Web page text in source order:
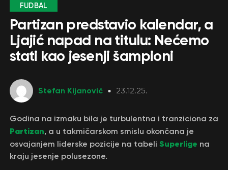
FUDBAL
Partizan predstavio kalendar, a
Ljajić napad na titulu: Nećemo
stati kao jesenji šampioni
Stefan Kijanović 23.12.25.
Godina na izmaku bila je turbulentna i tranziciona za
Partizan, a u takmičarskom smislu okončana je
osvajanjem liderske pozicije na tabeli Superlige na
kraju jesenje polusezone.